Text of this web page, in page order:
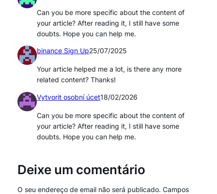
Can you be more specific about the content of
your article? After reading it, I still have some
doubts. Hope you can help me.
binance Sign Up25/07/2025
Your article helped me a lot, is there any more
related content? Thanks!
Vytvorit osobní úcet18/02/2026
Can you be more specific about the content of
your article? After reading it, I still have some
doubts. Hope you can help me.
Deixe um comentário
O seu endereço de email não será publicado. Campos